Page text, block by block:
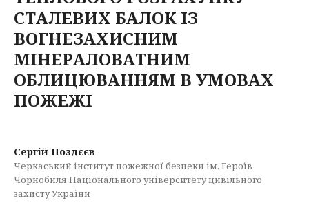
СТАЛЕВИХ БАЛОК ІЗ
ВОГНЕЗАХИСНИМ
МІНЕРАЛОВАТНИМ
ОБЛИЦЮВАННЯМ В УМОВАХ
ПОЖЕЖІ
Сергій Поздєєв
Черкаський інститут пожежної безпеки ім. Героїв
Чорнобиля Національного університету цивільного
захисту України